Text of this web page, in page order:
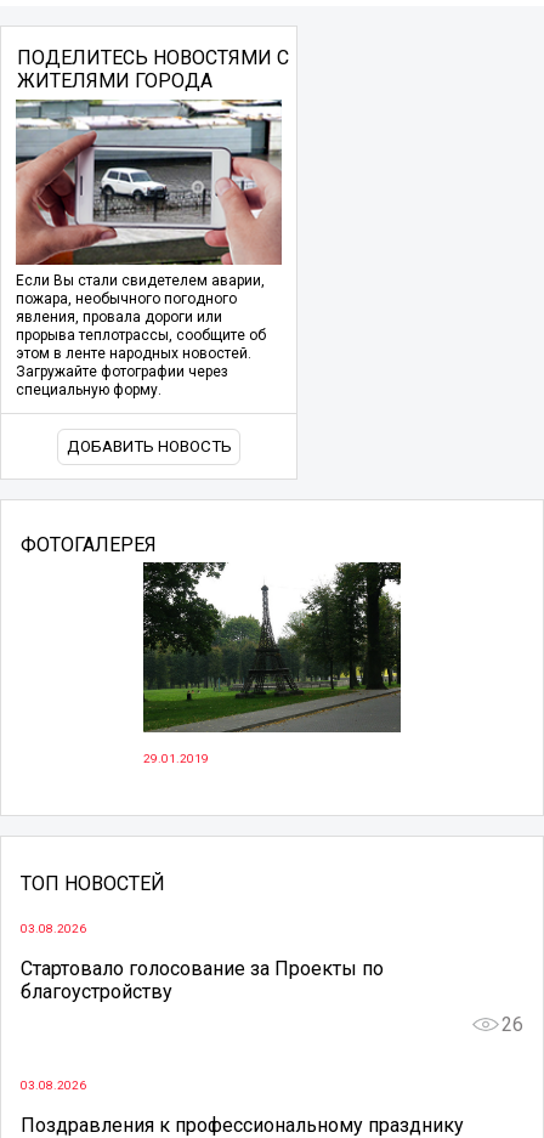
ПОДЕЛИТЕСЬ НОВОСТЯМИ С
ЖИТЕЛЯМИ ГОРОДА
Если Вы стали свидетелем аварии,
пожара, необычного погодного
явления, провала дороги или
прорыва теплотрассы, сообщите об
этом в ленте народных новостей.
Загружайте фотографии через
специальную форму.
ДОБАВИТЬ НОВОСТЬ
ФОТОГАЛЕРЕЯ
29.01.2019
ТОП НОВОСТЕЙ
03.08.2026
Стартовало голосование за Проекты по
благоустройству
26
03.08.2026
Поздравления к профессиональному празднику